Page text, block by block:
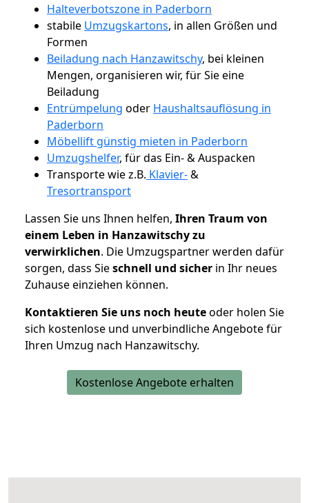
Halteverbotszone in Paderborn
stabile Umzugskartons, in allen Größen und
Formen
Beiladung nach Hanzawitschy, bei kleinen
Mengen, organisieren wir, für Sie eine
Beiladung
Entrümpelung oder Haushaltsauflösung in
Paderborn
Möbellift günstig mieten in Paderborn
Umzugshelfer, für das Ein- & Auspacken
Transporte wie z.B. Klavier-&
Tresortransport
Lassen Sie uns Ihnen helfen, Ihren Traum von
einem Leben in Hanzawitschy zu
verwirklichen. Die Umzugspartner werden dafür
sorgen, dass Sieschnell und sicher in Ihr neues
Zuhause einziehen können.
Kontaktieren Sie uns noch heuteoder holen Sie
sich kostenlose und unverbindliche Angebote für
Ihren Umzug nach Hanzawitschy.
Kostenlose Angebote erhalten